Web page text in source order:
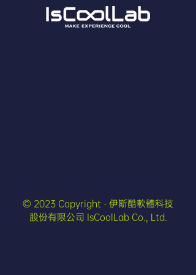
© 2023 Copyright - 伊斯酷軟體科技
股份有限公司 IsCoolLab Co., Ltd.